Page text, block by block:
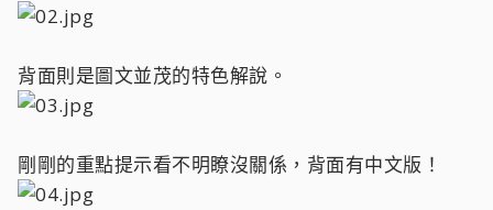
背面則是圖文並茂的特色解說。
剛剛的重點提示看不明瞭沒關係，背面有中文版！